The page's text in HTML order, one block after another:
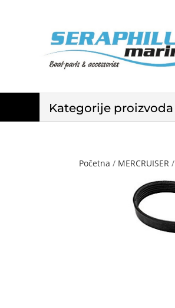
Kategorije proizvoda
Početna / MERCRUISER /